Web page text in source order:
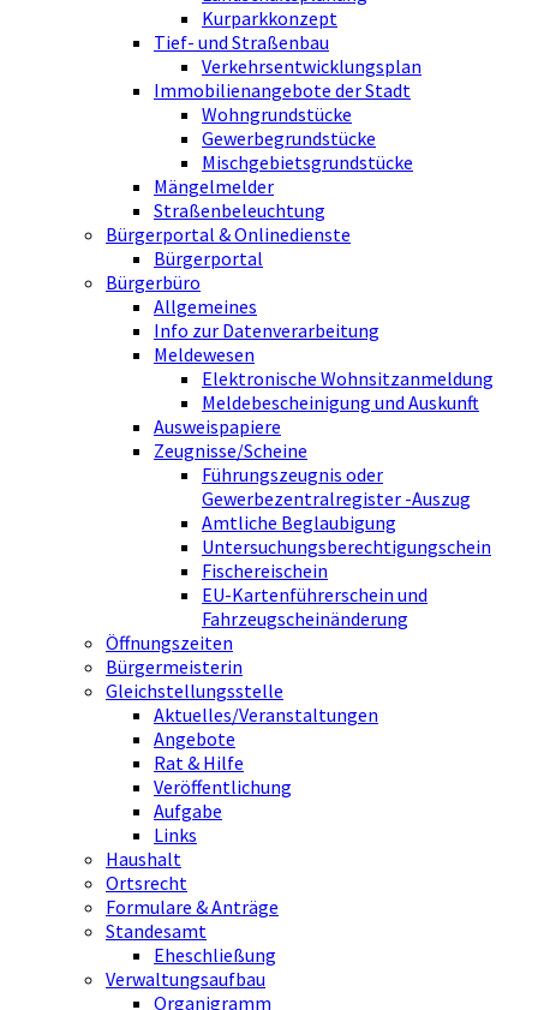
Kurparkkonzept
Tief- und Straßenbau
Verkehrsentwicklungsplan
Immobilienangebote der Stadt
Wohngrundstücke
Gewerbegrundstücke
Mischgebietsgrundstücke
Mängelmelder
Straßenbeleuchtung
Bürgerportal & Onlinedienste
Bürgerportal
Bürgerbüro
Allgemeines
Info zur Datenverarbeitung
Meldewesen
Elektronische Wohnsitzanmeldung
Meldebescheinigung und Auskunft
Ausweispapiere
Zeugnisse/Scheine
Führungszeugnis oder
Gewerbezentralregister -Auszug
Amtliche Beglaubigung
Untersuchungsberechtigungschein
Fischereischein
EU-Kartenführerschein und
Fahrzeugscheinänderung
Öffnungszeiten
Bürgermeisterin
Gleichstellungsstelle
Aktuelles/Veranstaltungen
Angebote
Rat & Hilfe
Veröffentlichung
Aufgabe
Links
Haushalt
Ortsrecht
Formulare & Anträge
Standesamt
Eheschließung
Verwaltungsaufbau
Organigramm